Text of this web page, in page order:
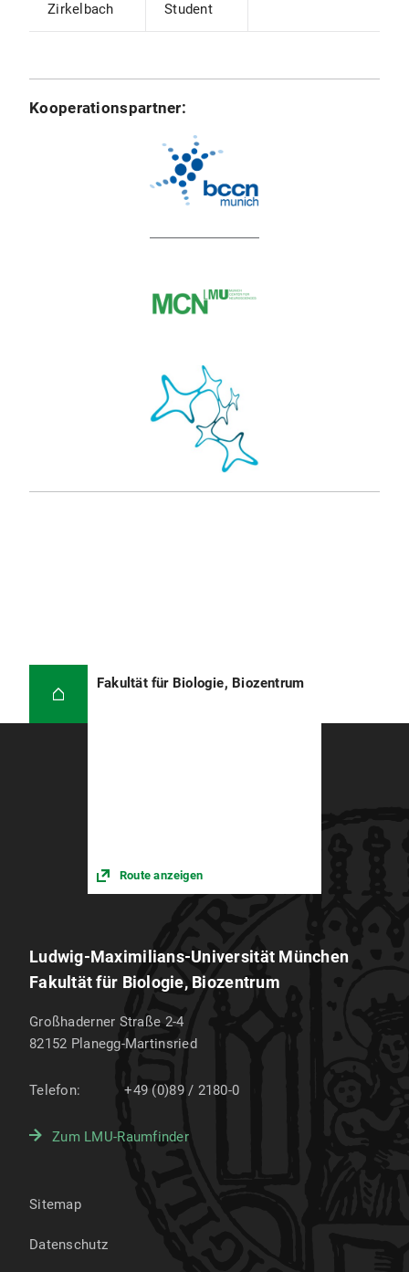
Zirkelbach
Student
Kooperationspartner:
Fakultät für Biologie, Biozentrum
Route anzeigen
Ludwig-Maximilians-Universität München
Fakultät für Biologie, Biozentrum
Großhaderner Straße 2-4
82152 Planegg-Martinsried
Telefon: +49 (0)89 / 2180-0
Zum LMU-Raumfinder
Sitemap
Datenschutz